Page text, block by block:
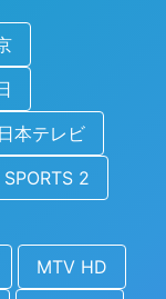
日本テレビ
SPORTS 2
MTV HD